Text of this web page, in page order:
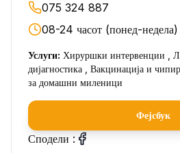
075 324 887
08-24 часот (понед-недела)
Услуги: Хируршки интервенции ,
дијагностика , Вакцинација и
за домашни миленици
Фејсбук
Сподели :